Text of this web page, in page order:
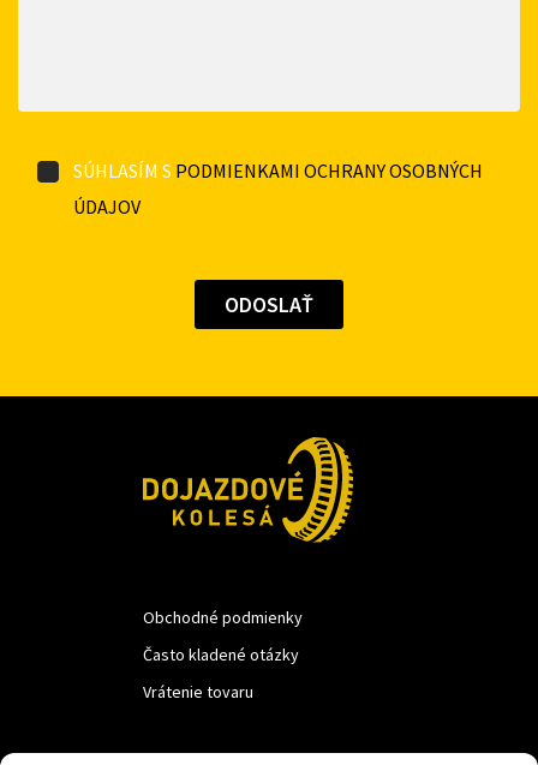
SÚHLASÍM S PODMIENKAMI OCHRANY OSOBNÝCH
ÚDAJOV
Obchodné podmienky
Často kladené otázky
Vrátenie tovaru